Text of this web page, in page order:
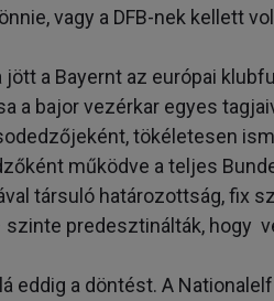
vagy a DFB-nek kellett
a Bayernt az európai
a bajor vezérkar egyes
tökéletesen
működve a teljes
társuló határozottság, fix
predesztinálták, hogy
eddig a döntést. A Nationalelf